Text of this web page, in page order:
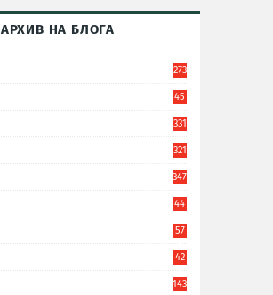
АРХИВ НА БЛОГА
273
45
331
321
347
44
57
42
143